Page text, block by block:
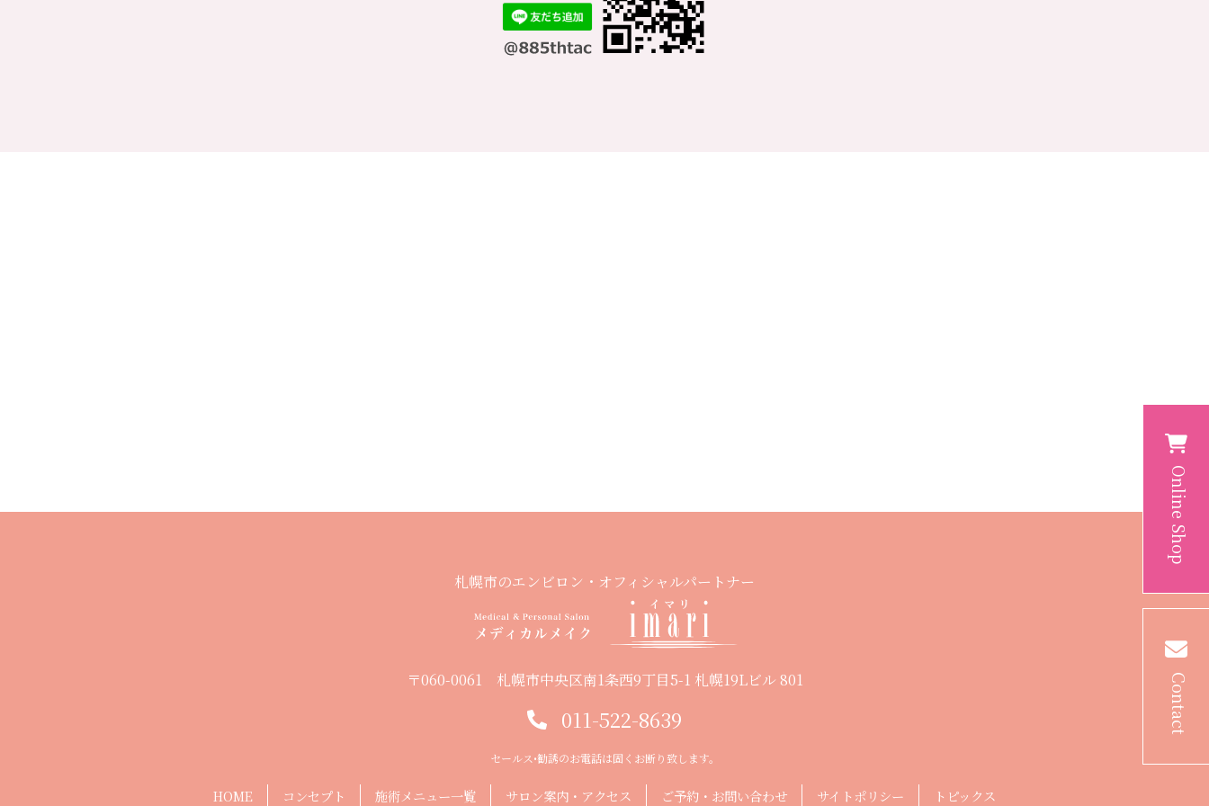
札幌市のエンビロン・オフィシャルパートナー
〒060-0061 札幌市中央区南1条西9丁目5-1 札幌19Lビル 801
011-522-8639
セールス•勧誘のお電話は固くお断り致します。
HOME コンセプト 施術メニュー一覧 サロン案内・アクセス ご予約・お問い合わせ サイトポリシー トピックス
Online Shop
Contact